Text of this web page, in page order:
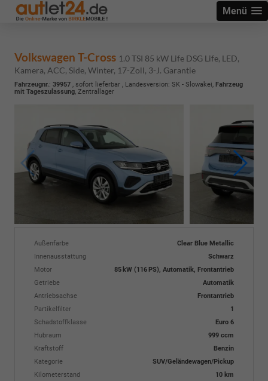
Menü
Volkswagen T-Cross 1.0 TSI 85 kW Life DSG Life, LED,
Kamera, ACC, Side, Winter, 17-Zoll, 3-J. Garantie
Fahrzeugnr.: 39957 , sofort lieferbar , Landesversion: SK - Slowakei, Fahrzeug
mit Tageszulassung, Zentrallager
Außenfarbe
Clear Blue Metallic
Innenausstattung
Schwarz
Motor
85 kW (116 PS), Automatik, Frontantrieb
Getriebe
Automatik
Antriebsachse
Frontantrieb
Partikelfilter
1
Schadstoffklasse
Euro 6
Hubraum
999 ccm
Kraftstoff
Benzin
Kategorie
SUV/Geländewagen/Pickup
Kilometerstand
10 km